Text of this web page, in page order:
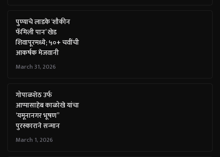
पुण्याचे लाडके ‘शौकीन
फॅमिली पान’ खेड
शिवापूरमध्ये; ५०+ चवींची
आकर्षक मेजवानी
March 31, 2026
गोपाळशेठ उर्फ
आप्पासाहेब काळोखे यांचा
‘यमूनानगर भूषण”
पुरस्काराने सन्मान
March 1, 2026